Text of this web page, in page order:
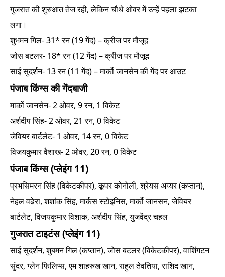
गुजरात की शुरुआत तेज रही, लेकिन चौथे ओवर में उन्हें पहला झटका
लगा।
शुभमन गिल- 31* रन (19 गेंद) – क्रीज पर मौजूद
जोस बटलर- 18* रन (12 गेंद) – क्रीज पर मौजूद
साई सुदर्शन- 13 रन (11 गेंद) – मार्को जानसेन की गेंद पर आउट
पंजाब किंग्स की गेंदबाजी
मार्को जानसेन- 2 ओवर, 9 रन, 1 विकेट
अर्शदीप सिंह- 2 ओवर, 21 रन, 0 विकेट
जेवियर बार्टलेट- 1 ओवर, 14 रन, 0 विकेट
विजयकुमार वैशाख- 2 ओवर, 20 रन, 0 विकेट
पंजाब किंग्स (प्लेइंग 11)
प्रभसिमरन सिंह (विकेटकीपर), कूपर कोनोली, श्रेयस अय्यर (कप्तान),
नेहल वढेरा, शशांक सिंह, मार्कस स्टोइनिस, मार्को जानसन, जेवियर
बार्टलेट, विजयकुमार विशाक, अर्शदीप सिंह, युजवेंद्र चहल
गुजरात टाइटंस (प्लेइंग 11)
साई सुदर्शन, शुबमन गिल (कप्तान), जोस बटलर (विकेटकीपर), वाशिंगटन
सुंदर, ग्लेन फिलिप्स, एम शाहरुख खान, राहुल तेवतिया, राशिद खान,